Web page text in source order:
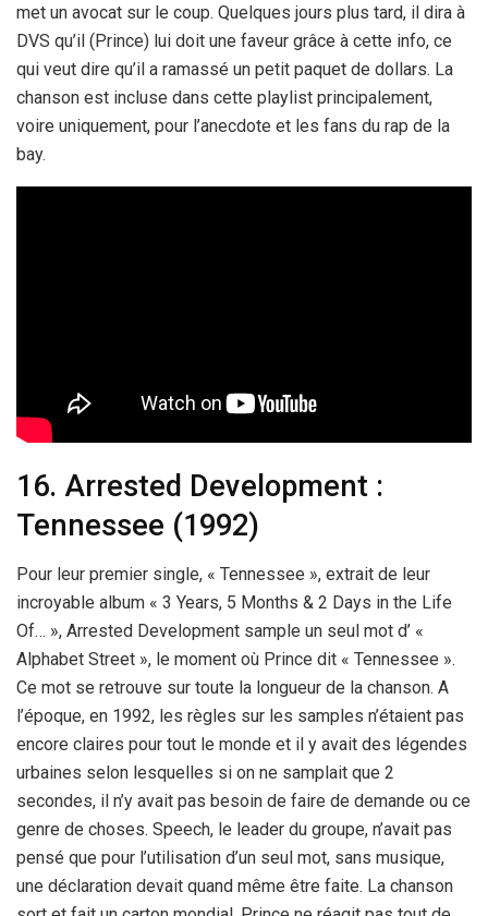
met un avocat sur le coup. Quelques jours plus tard, il dira à
DVS qu’il (Prince) lui doit une faveur grâce à cette info, ce
qui veut dire qu’il a ramassé un petit paquet de dollars. La
chanson est incluse dans cette playlist principalement,
voire uniquement, pour l’anecdote et les fans du rap de la
bay.
16. Arrested Development :
Tennessee (1992)
Pour leur premier single, « Tennessee », extrait de leur
incroyable album « 3 Years, 5 Months & 2 Days in the Life
Of… », Arrested Development sample un seul mot d’ «
Alphabet Street », le moment où Prince dit « Tennessee ».
Ce mot se retrouve sur toute la longueur de la chanson. A
l’époque, en 1992, les règles sur les samples n’étaient pas
encore claires pour tout le monde et il y avait des légendes
urbaines selon lesquelles si on ne samplait que 2
secondes, il n’y avait pas besoin de faire de demande ou ce
genre de choses. Speech, le leader du groupe, n’avait pas
pensé que pour l’utilisation d’un seul mot, sans musique,
une déclaration devait quand même être faite. La chanson